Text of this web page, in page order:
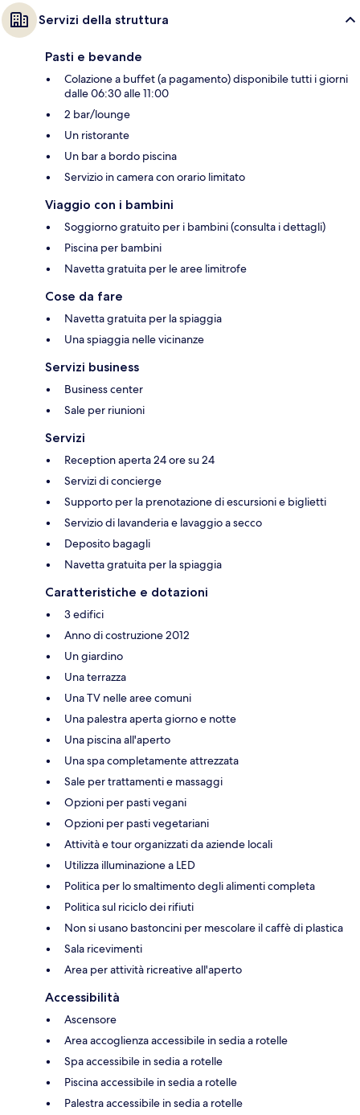
Servizi della struttura
Pasti e bevande
Colazione a buffet (a pagamento) disponibile tutti i giorni
dalle 06:30 alle 11:00
2 bar/lounge
Un ristorante
Un bar a bordo piscina
Servizio in camera con orario limitato
Viaggio con i bambini
Soggiorno gratuito per i bambini (consulta i dettagli)
Piscina per bambini
Navetta gratuita per le aree limitrofe
Cose da fare
Navetta gratuita per la spiaggia
Una spiaggia nelle vicinanze
Servizi business
Business center
Sale per riunioni
Servizi
Reception aperta 24 ore su 24
Servizi di concierge
Supporto per la prenotazione di escursioni e biglietti
Servizio di lavanderia e lavaggio a secco
Deposito bagagli
Navetta gratuita per la spiaggia
Caratteristiche e dotazioni
3 edifici
Anno di costruzione 2012
Un giardino
Una terrazza
Una TV nelle aree comuni
Una palestra aperta giorno e notte
Una piscina all'aperto
Una spa completamente attrezzata
Sale per trattamenti e massaggi
Opzioni per pasti vegani
Opzioni per pasti vegetariani
Attività e tour organizzati da aziende locali
Utilizza illuminazione a LED
Politica per lo smaltimento degli alimenti completa
Politica sul riciclo dei rifiuti
Non si usano bastoncini per mescolare il caffè di plastica
Sala ricevimenti
Area per attività ricreative all'aperto
Accessibilità
Ascensore
Area accoglienza accessibile in sedia a rotelle
Spa accessibile in sedia a rotelle
Piscina accessibile in sedia a rotelle
Palestra accessibile in sedia a rotelle